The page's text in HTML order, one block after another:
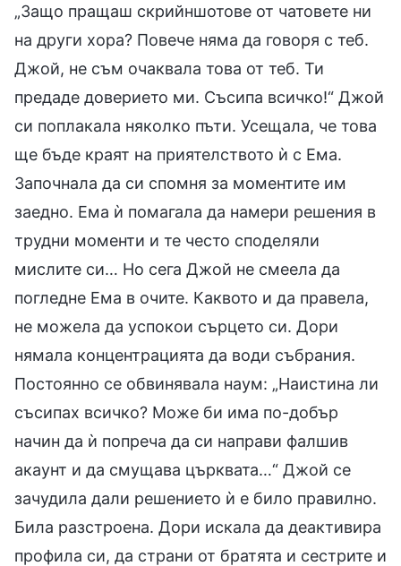
„Защо пращаш скрийншотове от чатовете ни
на други хора? Повече няма да говоря с теб.
Джой, не съм очаквала това от теб. Ти
предаде доверието ми. Съсипа всичко!“ Джой
си поплакала няколко пъти. Усещала, че това
ще бъде краят на приятелството ѝ с Ема.
Започнала да си спомня за моментите им
заедно. Ема ѝ помагала да намери решения в
трудни моменти и те често споделяли
мислите си… Но сега Джой не смеела да
погледне Ема в очите. Каквото и да правела,
не можела да успокои сърцето си. Дори
нямала концентрацията да води събрания.
Постоянно се обвинявала наум: „Наистина ли
съсипах всичко? Може би има по-добър
начин да ѝ попреча да си направи фалшив
акаунт и да смущава църквата…“ Джой се
зачудила дали решението ѝ е било правилно.
Била разстроена. Дори искала да деактивира
профила си, да страни от братята и сестрите и